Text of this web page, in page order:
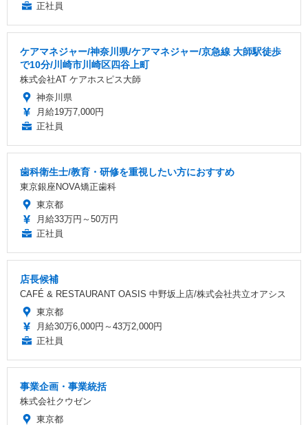
正社員
ケアマネジャー/神奈川県/ケアマネジャー/京急線 大師駅徒歩
で10分/川崎市川崎区四谷上町
株式会社AT ケアホスピス大師
神奈川県
月給19万7,000円
正社員
歯科衛生士/教育・研修を重視したい方におすすめ
東京銀座NOVA矯正歯科
東京都
月給33万円～50万円
正社員
店長候補
CAFÉ & RESTAURANT OASIS 中野坂上店/株式会社共立オアシス
東京都
月給30万6,000円～43万2,000円
正社員
事業企画・事業統括
株式会社クウゼン
東京都